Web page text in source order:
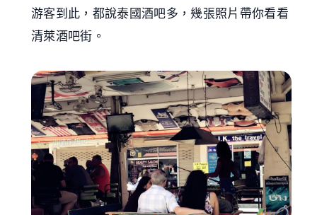
游客到此，都說泰國酒吧多，幾張照片帶你看看
清萊酒吧街。